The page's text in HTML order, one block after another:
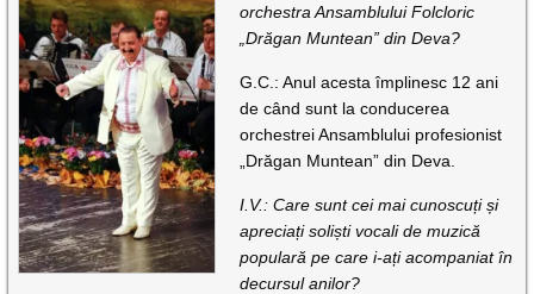
orchestra Ansamblului Folcloric
„Drăgan Muntean” din Deva?
G.C.: Anul acesta împlinesc 12 ani
de când sunt la conducerea
orchestrei Ansamblului profesionist
„Drăgan Muntean” din Deva.
I.V.: Care sunt cei mai cunoscuți și
apreciați soliști vocali de muzică
populară pe care i-ați acompaniat în
decursul anilor?